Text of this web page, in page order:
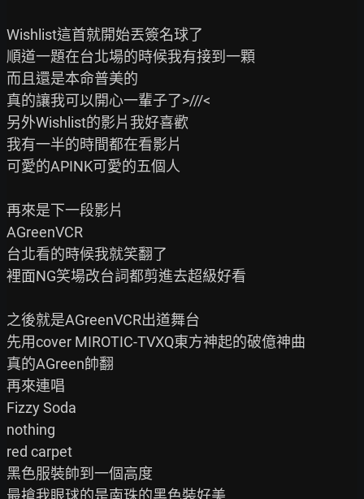
Wishlist這首就開始丟簽名球了
順道一題在台北場的時候我有接到一顆
而且還是本命普美的
真的讓我可以開心一輩子了>///<
另外Wishlist的影片我好喜歡
我有一半的時間都在看影片
可愛的APINK可愛的五個人
再來是下一段影片
AGreenVCR
台北看的時候我就笑翻了
裡面NG笑場改台詞都剪進去超級好看
之後就是AGreenVCR出道舞台
先用cover MIROTIC-TVXQ東方神起的破億神曲
真的AGreen帥翻
再來連唱
Fizzy Soda
nothing
red carpet
黑色服裝帥到一個高度
最搶我眼球的是南珠的黑色裝好美